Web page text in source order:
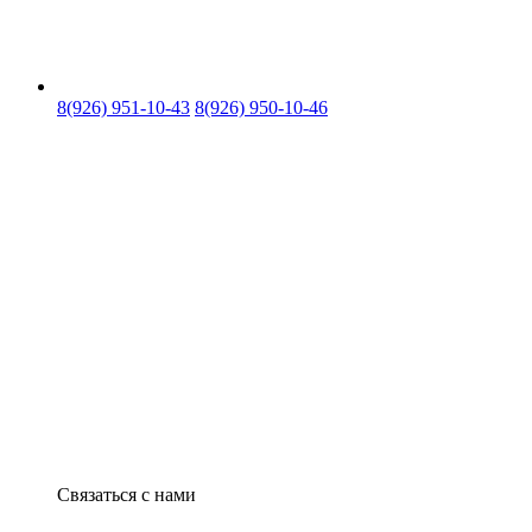
8(926) 951-10-43 8(926) 950-10-46
Связаться с нами